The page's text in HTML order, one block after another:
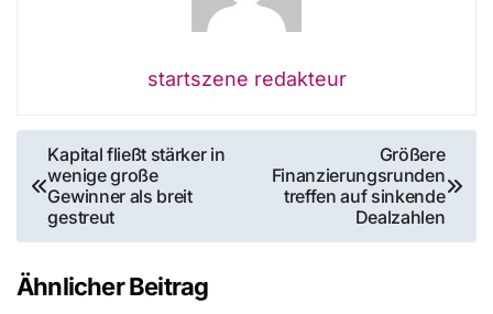
startszene redakteur
Beitragsnavigation
Kapital fließt stärker in
wenige große
Gewinner als breit
gestreut
Größere
Finanzierungsrunden
treffen auf sinkende
Dealzahlen
Ähnlicher Beitrag